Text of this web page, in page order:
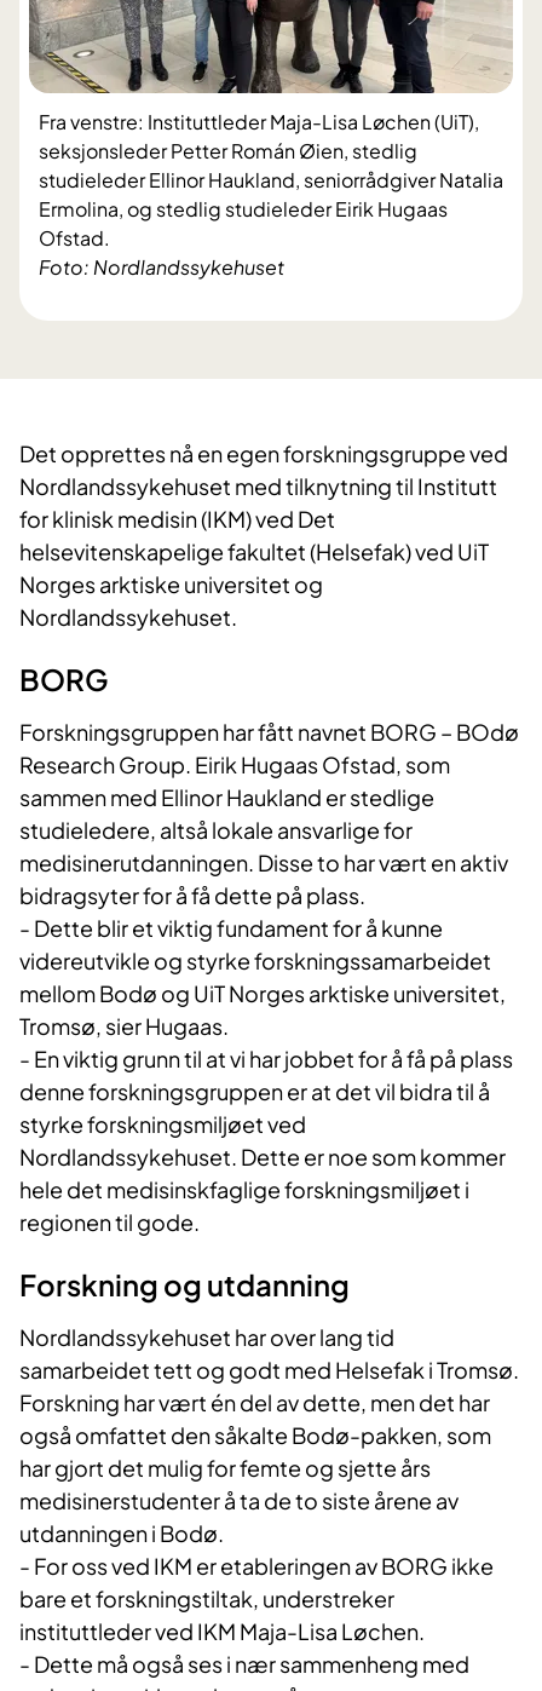
Foto: Nordlandssykehuset
Fra venstre: Instituttleder Maja-Lisa Løchen (UiT),
seksjonsleder Petter Román Øien, stedlig
studieleder Ellinor Haukland, seniorrådgiver Natalia
Ermolina, og stedlig studieleder Eirik Hugaas
Ofstad.
Det opprettes nå en egen forskningsgruppe ved
Nordlandssykehuset med tilknytning til Institutt
for klinisk medisin (IKM) ved Det
helsevitenskapelige fakultet (Helsefak) ved UiT
Norges arktiske universitet og
Nordlandssykehuset.
BORG
Forskningsgruppen har fått navnet BORG – BOdø
Research Group. Eirik Hugaas Ofstad, som
sammen med Ellinor Haukland er stedlige
studieledere, altså lokale ansvarlige for
medisinerutdanningen. Disse to har vært en aktiv
bidragsyter for å få dette på plass.
- Dette blir et viktig fundament for å kunne
videreutvikle og styrke forskningssamarbeidet
mellom Bodø og UiT Norges arktiske universitet,
Tromsø, sier Hugaas.
- En viktig grunn til at vi har jobbet for å få på plass
denne forskningsgruppen er at det vil bidra til å
styrke forskningsmiljøet ved
Nordlandssykehuset. Dette er noe som kommer
hele det medisinskfaglige forskningsmiljøet i
regionen til gode.
Forskning og utdanning
Nordlandssykehuset har over lang tid
samarbeidet tett og godt med Helsefak i Tromsø.
Forskning har vært én del av dette, men det har
også omfattet den såkalte Bodø-pakken, som
har gjort det mulig for femte og sjette års
medisinerstudenter å ta de to siste årene av
utdanningen i Bodø.
- For oss ved IKM er etableringen av BORG ikke
bare et forskningstiltak, understreker
instituttleder ved IKM Maja-Lisa Løchen.
- Dette må også ses i nær sammenheng med